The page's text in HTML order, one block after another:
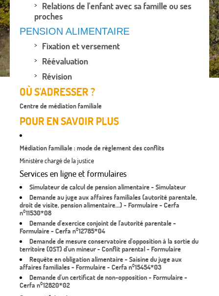
Relations de l'enfant avec sa famille ou ses
proches
PENSION ALIMENTAIRE
Fixation et versement
Réévaluation
Révision
OÙ S'ADRESSER ?
Centre de médiation familiale
POUR EN SAVOIR PLUS
Médiation familiale : mode de règlement des conflits
Ministère chargé de la justice
Services en ligne et formulaires
Simulateur de calcul de pension alimentaire - Simulateur
Demande au juge aux affaires familiales (autorité parentale,
droit de visite, pension alimentaire...) - Formulaire - Cerfa
n°11530*08
Demande d'exercice conjoint de l'autorité parentale -
Formulaire - Cerfa n°12785*04
Demande de mesure conservatoire d'opposition à la sortie du
territoire (OST) d'un mineur - Conflit parental - Formulaire
Requête en obligation alimentaire - Saisine du juge aux
affaires familiales - Formulaire - Cerfa n°15454*03
Demande d'un certificat de non-opposition - Formulaire -
Cerfa n°12820*02